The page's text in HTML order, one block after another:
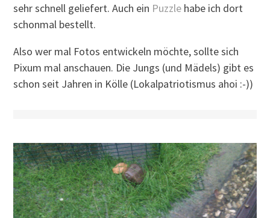
sehr schnell geliefert. Auch ein Puzzle habe ich dort
schonmal bestellt.
Also wer mal Fotos entwickeln möchte, sollte sich
Pixum mal anschauen. Die Jungs (und Mädels) gibt es
schon seit Jahren in Kölle (Lokalpatriotismus ahoi :-))